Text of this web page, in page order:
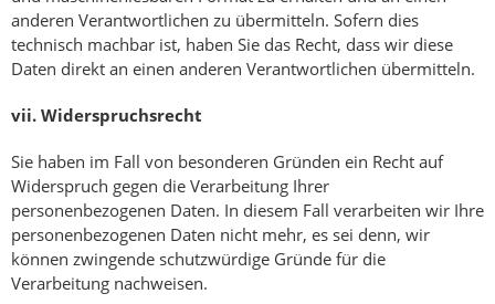
anderen Verantwortlichen zu übermitteln. Sofern dies
technisch machbar ist, haben Sie das Recht, dass wir diese
Daten direkt an einen anderen Verantwortlichen übermitteln.
vii. Widerspruchsrecht
Sie haben im Fall von besonderen Gründen ein Recht auf
Widerspruch gegen die Verarbeitung Ihrer
personenbezogenen Daten. In diesem Fall verarbeiten wir Ihre
personenbezogenen Daten nicht mehr, es sei denn, wir
können zwingende schutzwürdige Gründe für die
Verarbeitung nachweisen.